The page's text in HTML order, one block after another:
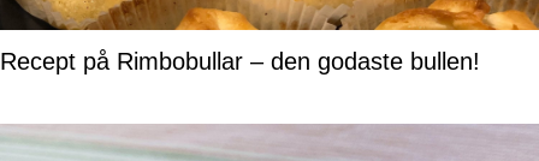
Recept på Rimbobullar – den godaste bullen!